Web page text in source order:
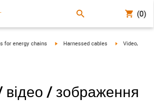
(0)
arrow-right
for energy chains igus-icon-arrow-right
Harnessed cables igus-icon-
Video,
/ зображення